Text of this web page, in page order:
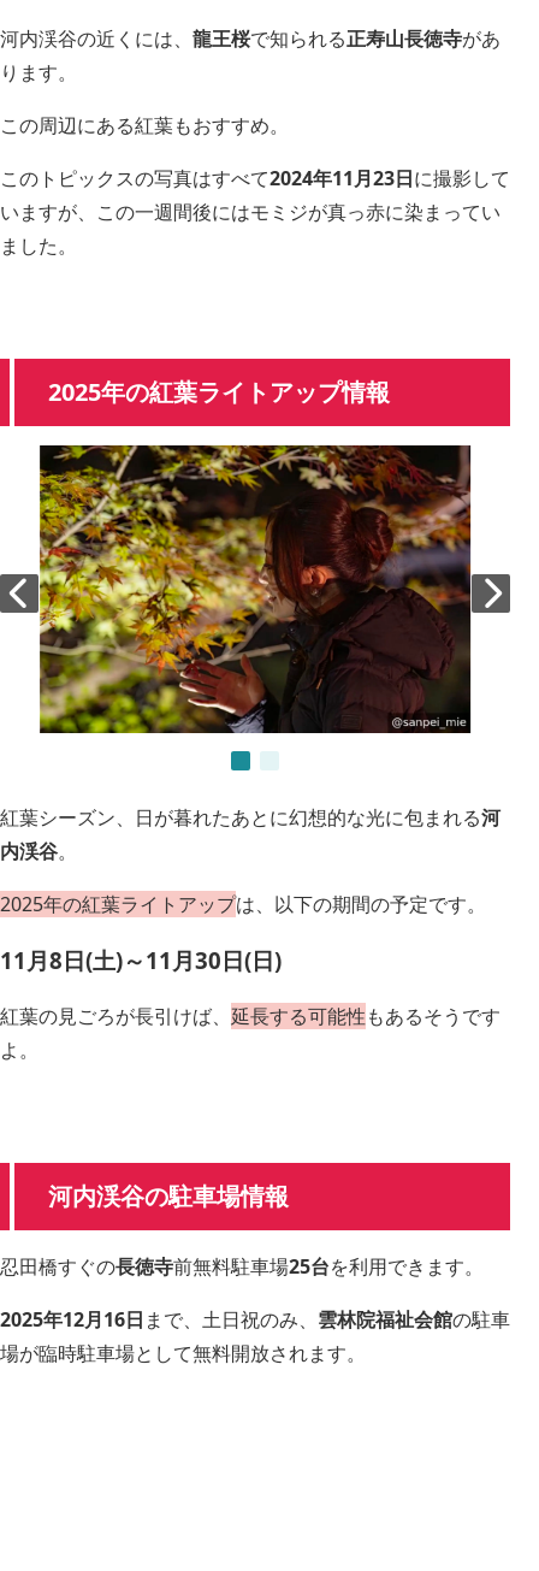
河内渓谷の近くには、 龍王桜で知られる正寿山長徳寺があ
ります。
この周辺にある紅葉もおすすめ。
このトピックスの写真はすべて2024年11月23日に撮影して
いますが、この一週間後にはモミジが真っ赤に染まってい
ました。
2025年の紅葉ライトアップ情報
紅葉シーズン、日が暮れたあとに幻想的な光に包まれる河
内渓谷。
2025年の紅葉ライトアップは、以下の期間の予定です。
11月8日(土)～11月30日(日)
紅葉の見ごろが長引けば、 延長する可能性もあるそうです
よ。
河内渓谷の駐車場情報
忍田橋すぐの長徳寺前無料駐車場25台を利用できます。
2025年12月16日 まで、土日祝のみ、 雲林院福祉会館の駐車
場が臨時駐車場として無料開放されます。